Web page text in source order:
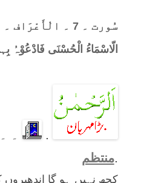
الّاسْمَاءُ الْحُسْنَی فَادْعُوْہُ
. ۔ ۔
.منتظم
کچھ نہیں ہو گا